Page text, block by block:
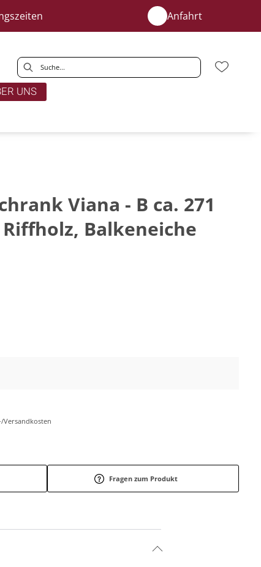
Anfahrt
UNS
Viana - B ca. 271
Balkeneiche
Versandkosten
Fragen zum Produkt